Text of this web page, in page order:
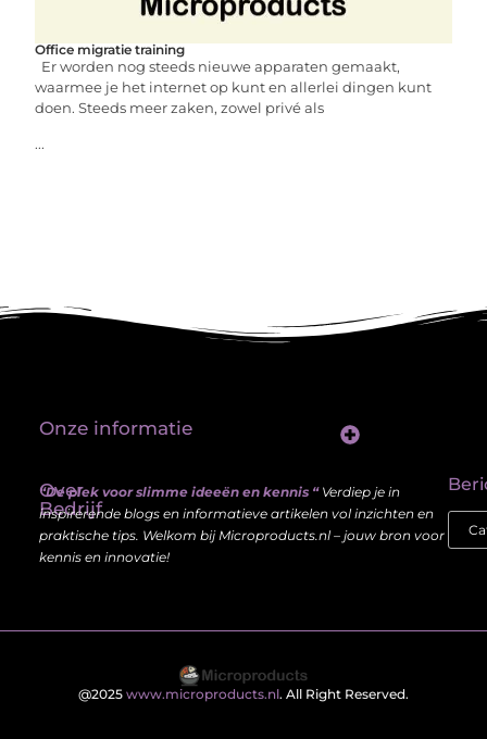
Office migratie training
Er worden nog steeds nieuwe apparaten gemaakt,
waarmee je het internet op kunt en allerlei dingen kunt
doen. Steeds meer zaken, zowel privé als
...
Over
Bedrijf
“De plek voor slimme ideeën en kennis “Verdiep je in
inspirerende blogs en informatieve artikelen vol inzichten en
praktische tips. Welkom bij Microproducts.nl – jouw bron voor
kennis en innovatie!
Onze informatie
@2025 www.microproducts.nl. All Right Reserved.